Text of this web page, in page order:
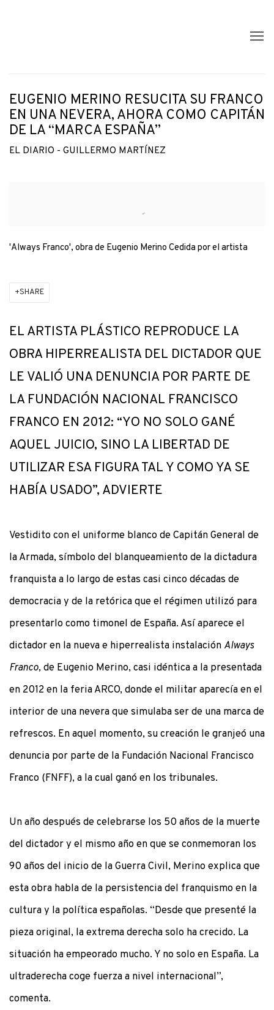
EUGENIO MERINO RESUCITA SU FRANCO
EN UNA NEVERA, AHORA COMO CAPITÁN
DE LA “MARCA ESPAÑA”
EL DIARIO - GUILLERMO MARTÍNEZ
'Always Franco', obra de Eugenio Merino Cedida por el artista
SHARE
EL ARTISTA PLÁSTICO REPRODUCE LA
OBRA HIPERREALISTA DEL DICTADOR QUE
LE VALIÓ UNA DENUNCIA POR PARTE DE
LA FUNDACIÓN NACIONAL FRANCISCO
FRANCO EN 2012: “YO NO SOLO GANÉ
AQUEL JUICIO, SINO LA LIBERTAD DE
UTILIZAR ESA FIGURA TAL Y COMO YA SE
HABÍA USADO”, ADVIERTE
Vestidito con el uniforme blanco de Capitán General de
la Armada, símbolo del blanqueamiento de la dictadura
franquista a lo largo de estas casi cinco décadas de
democracia y de la retórica que el régimen utilizó para
presentarlo como timonel de España. Así aparece el
dictador en la nueva e hiperrealista instalación Always
Franco, de Eugenio Merino, casi idéntica a la presentada
en 2012 en la feria ARCO, donde el militar aparecía en el
interior de una nevera que simulaba ser de una marca de
refrescos. En aquel momento, su creación le granjeó una
denuncia por parte de la Fundación Nacional Francisco
Franco (FNFF), a la cual ganó en los tribunales.
Un año después de celebrarse los 50 años de la muerte
del dictador y el mismo año en que se conmemoran los
90 años del inicio de la Guerra Civil, Merino explica que
esta obra habla de la persistencia del franquismo en la
cultura y la política españolas. “Desde que presenté la
pieza original, la extrema derecha solo ha crecido. La
situación ha empeorado mucho. Y no solo en España. La
ultraderecha coge fuerza a nivel internacional”,
comenta.